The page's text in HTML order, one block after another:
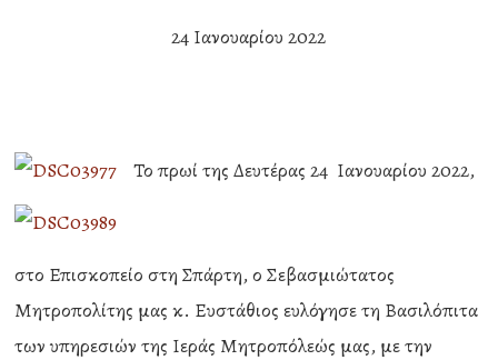
24 Ιανουαρίου 2022
Το πρωί της Δευτέρας 24 Ιανουαρίου 2022,
στο Επισκοπείο στη Σπάρτη, ο Σεβασμιώτατος
Μητροπολίτης μας κ. Ευστάθιος ευλόγησε τη Βασιλόπιτα
των υπηρεσιών της Ιεράς Μητροπόλεώς μας, με την